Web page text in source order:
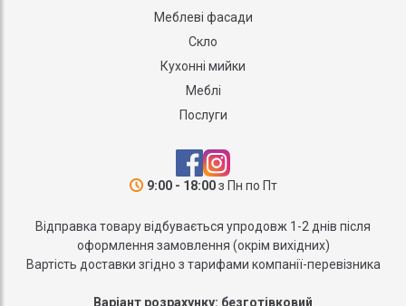
Меблеві фасади
Скло
Кухонні мийки
Меблі
Послуги
9:00 - 18:00з Пн по Пт
Відправка товару відбувається упродовж 1-2 днів після
оформлення замовлення (окрім вихідних)
Вартість доставки згідно з тарифами компанії-перевізника
Варіант розрахунку: безготівковий